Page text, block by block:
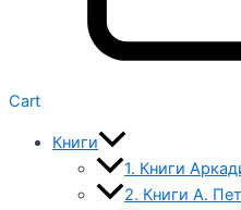
Cart
Книги
1. Книги
2. Книги А.